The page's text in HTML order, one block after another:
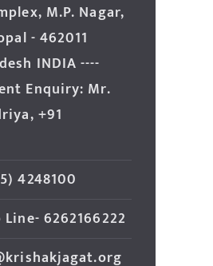
M.P. Nagar,
- 462011
INDIA ----
Enquiry: Mr.
+91
4248100
6262166222